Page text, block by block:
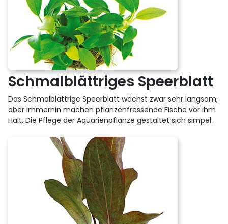
Schmalblättriges Speerblatt
Das Schmalblättrige Speerblatt wächst zwar sehr langsam,
aber immerhin machen pflanzenfressende Fische vor ihm
Halt. Die Pflege der Aquarienpflanze gestaltet sich simpel.